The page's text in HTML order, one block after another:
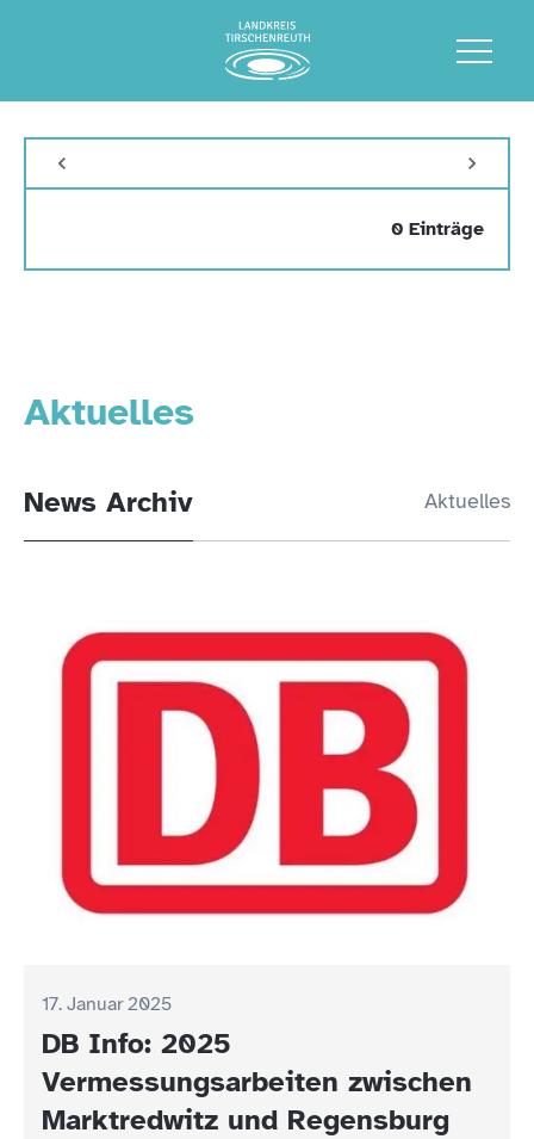
Aktuelles
News Archiv Aktuelles
17. Januar 2025
DB Info: 2025
Vermessungsarbeiten zwischen
Marktredwitz und Regensburg
16. Januar 2025
Landrat Roland Grillmeier lädt
zu Bürgersprechstunden ein –
Start im Januar 2025
0 Einträge